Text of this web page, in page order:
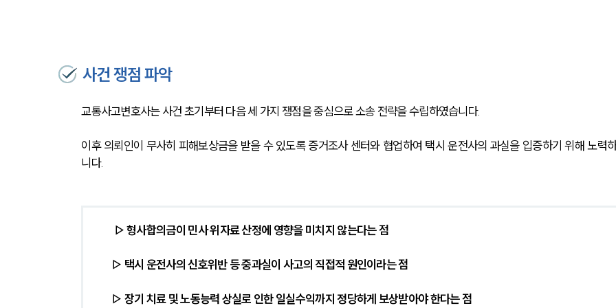
사건 쟁점 파악
교통사고변호사는 사건 초기부터 다음 세 가지 쟁점을 중심으로 소송 전략을 수립하였습니다.
이후 의뢰인이 무사히 피해보상금을 받을 수 있도록 증거조사 센터와 협업하여 택시 운전사의 과실을 입증하기 위해 노력
니다.
▷ 형사합의금이 민사 위자료 산정에 영향을 미치지 않는다는 점
▷ 택시 운전사의 신호위반 등 중과실이 사고의 직접적 원인이라는 점
▷ 장기 치료 및 노동능력 상실로 인한 일실수익까지 정당하게 보상받아야 한다는 점